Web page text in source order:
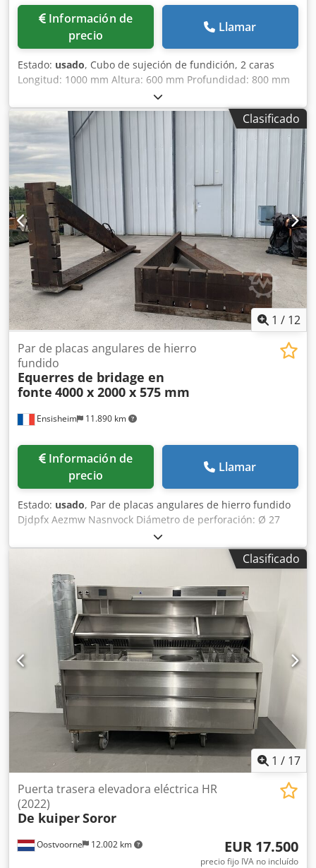
Información de
precio
Llamar
Estado: usado, Cubo de sujeción de fundición, 2 caras
Longitud: 1000 mm Altura: 600 mm Profundidad: 800 mm
Dimensiones de ranuras en T: 38 x 22 mm Peso: aprox. 600
kg Dcjdpezmw S Iofx Anvjk
Clasificado
1 / 12
Ensisheim 11.890 km
Par de placas angulares de hierro
fundido
Equerres de bridage en
fonte 4000 x 2000 x 575 mm
Información de
precio
Llamar
Estado: usado, Par de placas angulares de hierro fundido
Djdpfx Aezmw Nasnvock Diámetro de perforación: Ø 27
mm Ancho: 575 mm Profundidad: 2000 mm Altura total:
4000 mm Peso unitario: aprox. 6 toneladas
Clasificado
1 / 17
Oostvoorne 12.002 km
Puerta trasera elevadora eléctrica HR
(2022)
De kuiperSoror
EUR 17.500
precio fijo IVA no incluído